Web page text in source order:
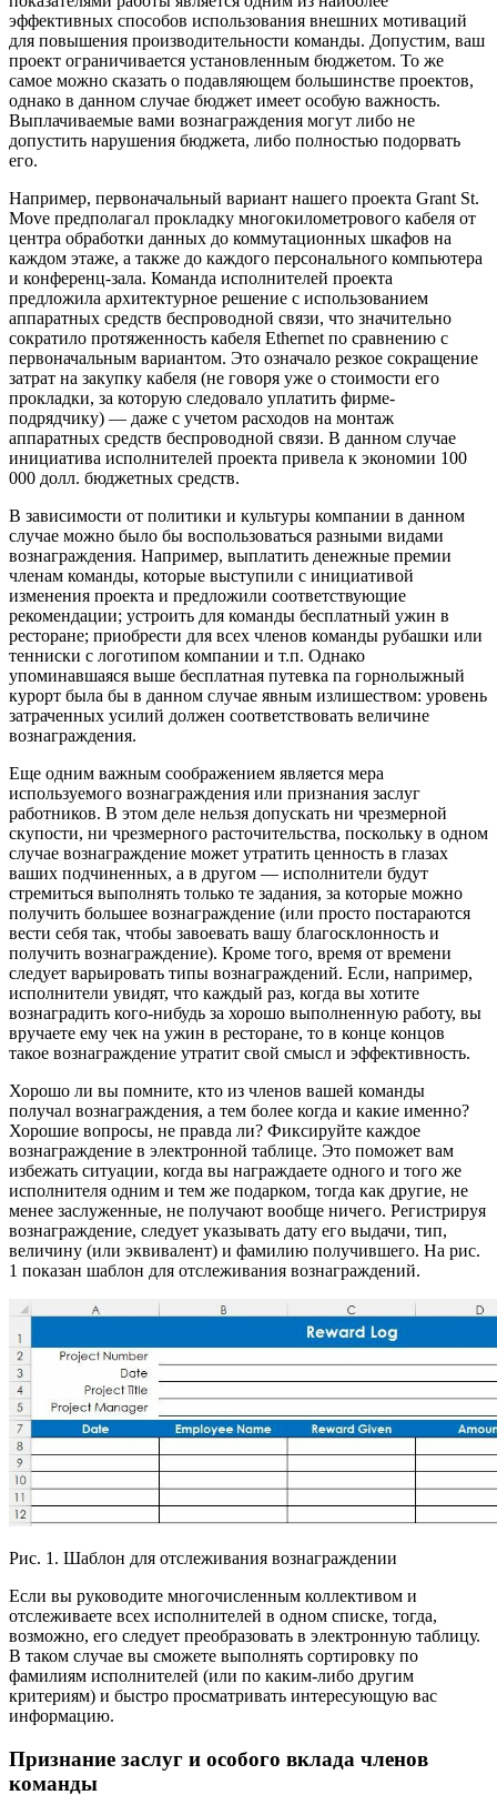
эффективных способов использования внешних мотиваций
для повышения производительности команды. Допустим, ваш
проект ограничивается установленным бюджетом. То же
самое можно сказать о подавляющем большинстве проектов,
однако в данном случае бюджет имеет особую важность.
Выплачиваемые вами вознаграждения могут либо не
допустить нарушения бюджета, либо полностью подорвать
его.
Например, первоначальный вариант нашего проекта Grant St.
Move предполагал прокладку многокилометрового кабеля от
центра обработки данных до коммутационных шкафов на
каждом этаже, а также до каждого персонального компьютера
и конференц-зала. Команда исполнителей проекта
предложила архитектурное решение с использованием
аппаратных средств беспроводной связи, что значительно
сократило протяженность кабеля Ethernet по сравнению с
первоначальным вариантом. Это означало резкое сокращение
затрат на закупку кабеля (не говоря уже о стоимости его
прокладки, за которую следовало уплатить фирме-
подрядчику) — даже с учетом расходов на монтаж
аппаратных средств беспроводной связи. В данном случае
инициатива исполнителей проекта привела к экономии 100
000 долл. бюджетных средств.
В зависимости от политики и культуры компании в данном
случае можно было бы воспользоваться разными видами
вознаграждения. Например, выплатить денежные премии
членам команды, которые выступили с инициативой
изменения проекта и предложили соответствующие
рекомендации; устроить для команды бесплатный ужин в
ресторане; приобрести для всех членов команды рубашки или
тенниски с логотипом компании и т.п. Однако
упоминавшаяся выше бесплатная путевка па горнолыжный
курорт была бы в данном случае явным излишеством: уровень
затраченных усилий должен соответствовать величине
вознаграждения.
Еще одним важным соображением является мера
используемого вознаграждения или признания заслуг
работников. В этом деле нельзя допускать ни чрезмерной
скупости, ни чрезмерного расточительства, поскольку в одном
случае вознаграждение может утратить ценность в глазах
ваших подчиненных, а в другом — исполнители будут
стремиться выполнять только те задания, за которые можно
получить большее вознаграждение (или просто постараются
вести себя так, чтобы завоевать вашу благосклонность и
получить вознаграждение). Кроме того, время от времени
следует варьировать типы вознаграждений. Если, например,
исполнители увидят, что каждый раз, когда вы хотите
вознаградить кого-нибудь за хорошо выполненную работу, вы
вручаете ему чек на ужин в ресторане, то в конце концов
такое вознаграждение утратит свой смысл и эффективность.
Хорошо ли вы помните, кто из членов вашей команды
получал вознаграждения, а тем более когда и какие именно?
Хорошие вопросы, не правда ли? Фиксируйте каждое
вознаграждение в электронной таблице. Это поможет вам
избежать ситуации, когда вы награждаете одного и того же
исполнителя одним и тем же подарком, тогда как другие, не
менее заслуженные, не получают вообще ничего. Регистрируя
вознаграждение, следует указывать дату его выдачи, тип,
величину (или эквивалент) и фамилию получившего. На рис.
1 показан шаблон для отслеживания вознаграждений.
Рис. 1. Шаблон для отслеживания вознаграждении
Если вы руководите многочисленным коллективом и
отслеживаете всех исполнителей в одном списке, тогда,
возможно, его следует преобразовать в электронную таблицу.
В таком случае вы сможете выполнять сортировку по
фамилиям исполнителей (или по каким-либо другим
критериям) и быстро просматривать интересующую вас
информацию.
Признание заслуг и особого вклада членов
команды